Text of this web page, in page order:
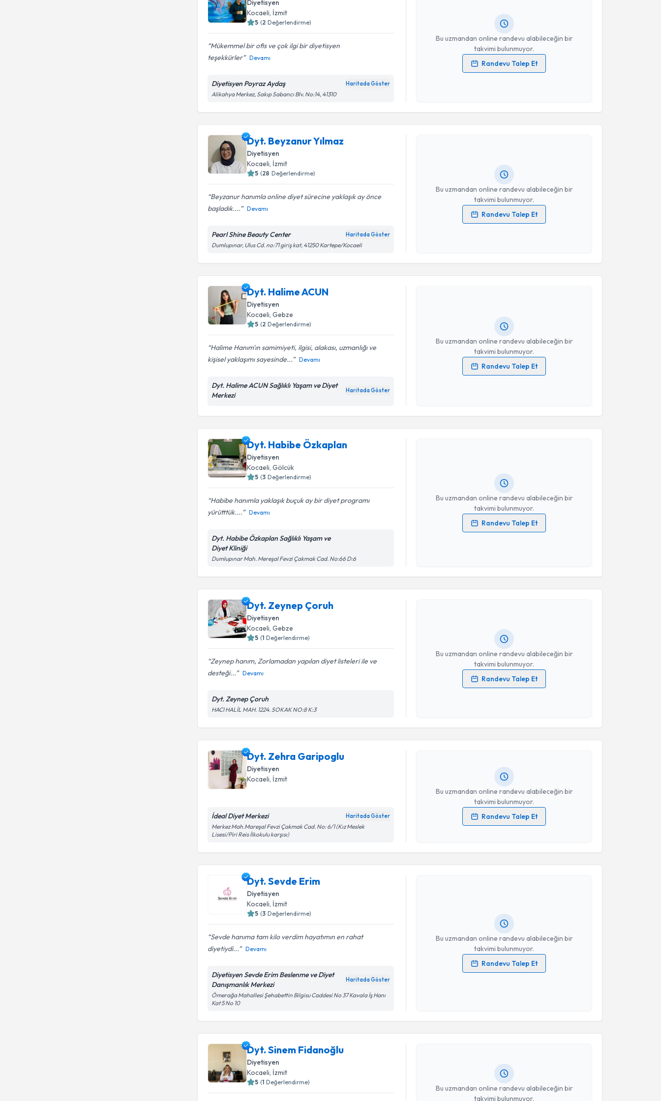
Diyetisyen
Kocaeli, İzmit
5 (2 Değerlendirme)
Mükemmel bir ofis ve çok ilgi bir diyetisyen
teşekkürler
Devamı
Diyetisyen Poyraz Aydaş Haritada Göster
Alikahya Merkez, Sakıp Sabancı Blv. No:14, 41310
Bu uzmandan online randevu alabileceğin bir
takvimi bulunmuyor.
Randevu Talep Et
Kişisel verilerimin işlenmesine ilişkinAydınlatma Metni
Takvim Talebini Gönder
Dyt. Beyzanur Yılmaz
Diyetisyen
Kocaeli, İzmit
5 (28 Değerlendirme)
Beyzanur hanımla online diyet sürecine yaklaşık ay önce
başladık....
Devamı
Pearl Shine Beauty Center Haritada Göster
Dumlupınar, Ulus Cd. no:71 giriş kat, 41250 Kartepe/Kocaeli
Bu uzmandan online randevu alabileceğin bir
takvimi bulunmuyor.
Randevu Talep Et
Randevu Takvimi Talebi
Dyt. Beyzanur Yılmaz
Kişisel verilerimin işlenmesine ilişkinAydınlatma Metni
Takvim Talebini Gönder
Dyt. Halime ACUN
Diyetisyen
Kocaeli, Gebze
5 (2 Değerlendirme)
Halime Hanım'ın samimiyeti, ilgisi, alakası, uzmanlığı ve
kişisel yaklaşımı sayesinde...
Devamı
Dyt. Halime ACUN Sağlıklı Yaşam ve Diyet
Merkezi
Haritada Göster
Bu uzmandan online randevu alabileceğin bir
takvimi bulunmuyor.
Randevu Talep Et
Randevu Takvimi Talebi
Dyt. Halime ACUN
Kişisel verilerimin işlenmesine ilişkinAydınlatma Metni
Takvim Talebini Gönder
Dyt. Habibe Özkaplan
Diyetisyen
Kocaeli, Gölcük
5 (3 Değerlendirme)
Habibe hanımla yaklaşık buçuk ay bir diyet programı
yürütttük....
Devamı
Dyt. Habibe Özkaplan Sağlıklı Yaşam ve
Diyet Kliniği
Dumlupınar Mah. Mereşal Fevzi Çakmak Cad. No:66 D:6
Bu uzmandan online randevu alabileceğin bir
takvimi bulunmuyor.
Randevu Talep Et
Kişisel verilerimin işlenmesine ilişkinAydınlatma Metni
Dyt. Zeynep Çoruh
Diyetisyen
Kocaeli, Gebze
5 (1 Değerlendirme)
Zeynep hanım, Zorlamadan yapılan diyet listeleri ile ve
desteği...
Devamı
Dyt. Zeynep Çoruh
HACI HALİL MAH. 1224. SOKAK NO:8 K:3
Bu uzmandan online randevu alabileceğin bir
takvimi bulunmuyor.
Randevu Talep Et
Randevu Takvimi Talebi
Dyt. Zeynep Çoruh
Kişisel verilerimin işlenmesine ilişkinAydınlatma Metni
Takvim Talebini Gönder
Dyt. Zehra Garipoglu
Diyetisyen
Kocaeli, İzmit
İdeal Diyet Merkezi Haritada Göster
Merkez Mah.Mareşal Fevzi Çakmak Cad. No: 6/1 (Kız Meslek
Lisesi/Piri Reis İlkokulu karşısı)
Bu uzmandan online randevu alabileceğin bir
takvimi bulunmuyor.
Randevu Talep Et
Dyt. Zehra Garipogluiçin randevu takvimi talebi oluşturun.
Size bu uzmandan randevu almanız için bir takvim
Kişisel verilerimin işlenmesine ilişkinAydınlatma Metni
Dyt. Sevde Erim
Diyetisyen
Kocaeli, İzmit
5 (3 Değerlendirme)
Sevde hanıma tam kilo verdim hayatımın en rahat
diyetiydi...
Devamı
Diyetisyen Sevde Erim Beslenme ve Diyet
Danışmanlık Merkezi
Haritada Göster
Ömerağa Mahallesi Şehabettin Bilgisu Caddesi No 37 Kavala İş Hanı
Kat 5 No 10
Bu uzmandan online randevu alabileceğin bir
takvimi bulunmuyor.
Randevu Talep Et
Randevu Takvimi Talebi
Kişisel verilerimin işlenmesine ilişkinAydınlatma Metni
Takvim Talebini Gönder
Dyt. Sinem Fidanoğlu
Diyetisyen
Kocaeli, İzmit
5 (1 Değerlendirme)
Bu uzmandan online randevu alabileceğin bir
takvimi bulunmuyor.
Dyt. Sinem Fidanoğluiçin randevu takvimi talebi oluşturun.
Size bu uzmandan randevu almanız için bir takvim